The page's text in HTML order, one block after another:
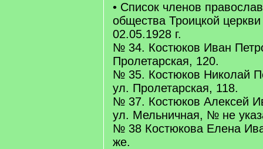
• Список членов
общества Троицкой
02.05.1928 г.
№ 34. Костюков Иван
Пролетарская, 120.
№ 35. Костюков Николай
ул. Пролетарская, 118.
№ 37. Костюков Алексей
ул. Мельничная, № не
№ 38 Костюкова Елена
же.